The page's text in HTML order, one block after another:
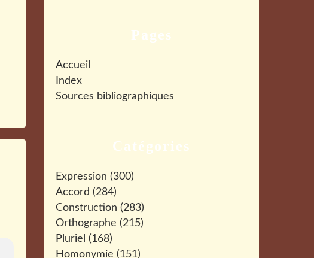
Catégories
Expression (300)
Accord (284)
Construction (283)
Orthographe (215)
Pluriel (168)
Homonymie (151)
Pages
Accueil
Index
Sources bibliographiques